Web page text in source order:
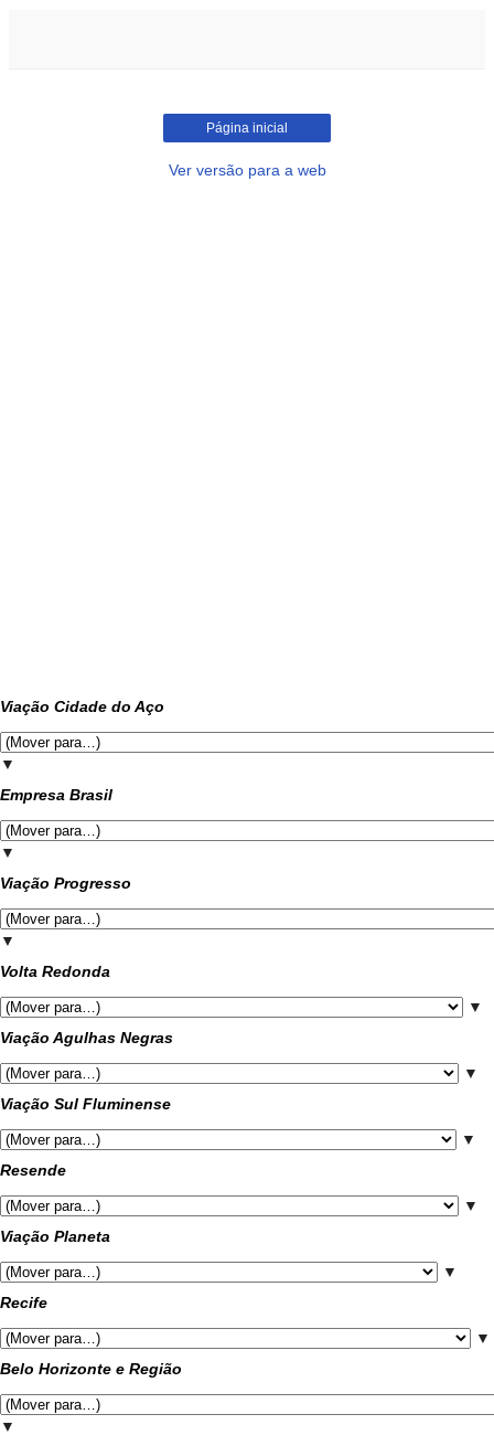
Página inicial
Ver versão para a web
Viação Cidade do Aço
▼
Empresa Brasil
▼
Viação Progresso
▼
Volta Redonda
▼
Viação Agulhas Negras
▼
Viação Sul Fluminense
▼
Resende
▼
Viação Planeta
▼
Recife
▼
Belo Horizonte e Região
▼